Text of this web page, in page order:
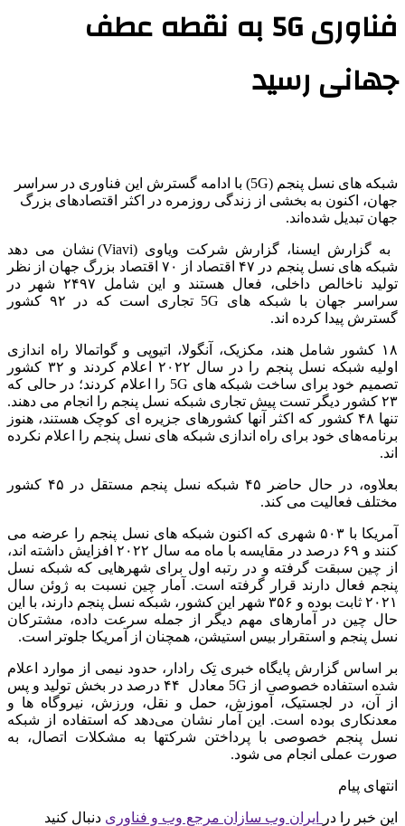
فناوری 5G به نقطه عطف
جهانی رسید
شبکه های نسل پنجم (5G) با ادامه گسترش این فناوری در سراسر
جهان، اکنون به بخشی از زندگی روزمره در اکثر اقتصادهای بزرگ
جهان تبدیل شده‌اند.
به گزارش ایسنا، گزارش شرکت ویاوی (Viavi) نشان می دهد
شبکه های نسل پنجم در ۴۷ اقتصاد از ۷۰ اقتصاد بزرگ جهان از نظر
تولید ناخالص داخلی، فعال هستند و این شامل ۲۴۹۷ شهر در
سراسر جهان با شبکه های 5G تجاری است که در ۹۲ کشور
گسترش پیدا کرده اند.
۱۸ کشور شامل هند، مکزیک، آنگولا، اتیوپی و گواتمالا راه اندازی
اولیه شبکه نسل پنجم را در سال ۲۰۲۲ اعلام کردند و ۳۲ کشور
تصمیم خود برای ساخت شبکه های 5G را اعلام کردند؛ در حالی که
۲۳ کشور دیگر تست پیش تجاری شبکه نسل پنجم را انجام می دهند.
تنها ۴۸ کشور که اکثر آنها کشورهای جزیره ای کوچک هستند، هنوز
برنامه‌های خود برای راه اندازی شبکه های نسل پنجم را اعلام نکرده
اند.
بعلاوه، در حال حاضر ۴۵ شبکه نسل پنجم مستقل در ۴۵ کشور
مختلف فعالیت می کند.
آمریکا با ۵۰۳ شهری که اکنون شبکه های نسل پنجم را عرضه می
کنند و ۶۹ درصد در مقایسه با ماه مه سال ۲۰۲۲ افزایش داشته اند،
از چین سبقت گرفته و در رتبه اول برای شهرهایی که شبکه نسل
پنجم فعال دارند قرار گرفته است. آمار چین نسبت به ژوئن سال
۲۰۲۱ ثابت بوده و ۳۵۶ شهر این کشور، شبکه نسل پنجم دارند، با این
حال چین در آمارهای مهم دیگر از جمله سرعت داده، مشترکان
نسل پنجم و استقرار بیس استیشن، همچنان از آمریکا جلوتر است.
بر اساس گزارش پایگاه خبری تِک رادار، حدود نیمی از موارد اعلام
شده استفاده خصوصی از 5G معادل ۴۴ درصد در بخش تولید و پس
از آن، در لجستیک، آموزش، حمل و نقل، ورزش، نیروگاه ها و
معدنکاری بوده است. این آمار نشان می‌دهد که استفاده از شبکه
نسل پنجم خصوصی با پرداختن شرکتها به مشکلات اتصال، به
صورت عملی انجام می شود.
انتهای پیام
این خبر را در ایران وب سازان مرجع وب و فناوری دنبال کنید